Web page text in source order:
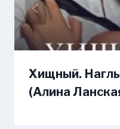
Хищный.
(Алина